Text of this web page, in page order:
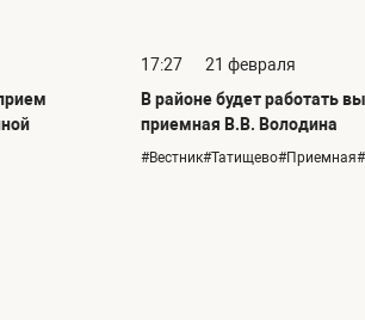
17:27
21 февраля
В районе будет работать
приемная В.В. Володина